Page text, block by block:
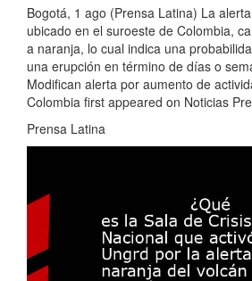
Bogotá, 1 ago (Prensa Latina) La
ubicado en el suroeste de Colombia,
a naranja, lo cual indica una
una erupción en término de días o
Modifican alerta por aumento de
Colombia first appeared on Noticias
Prensa Latina